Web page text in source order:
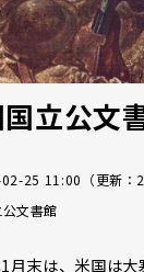
立公文
25 11:00 （更新：
文書館
月末は、米国は